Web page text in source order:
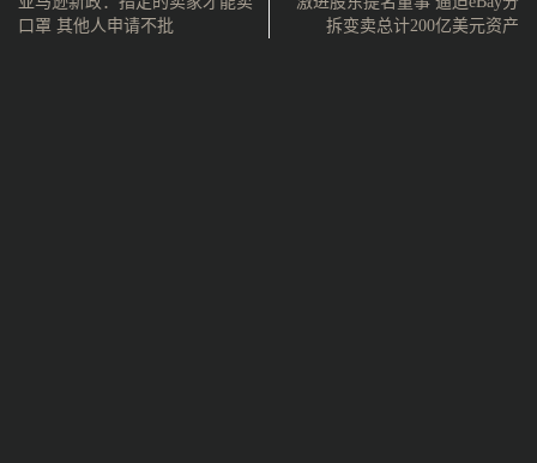
口罩 其他人申请不批
拆变卖总计200亿美元资产